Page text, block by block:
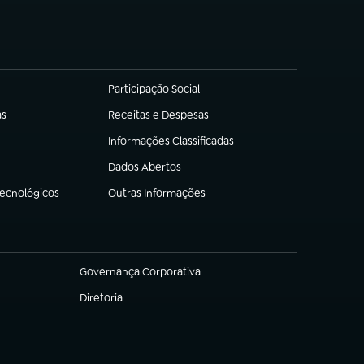
Participação Social
(abre em nova aba)
Receitas e Despesas
(abre em nova aba)
Informações Classificadas
(abre em nova aba)
Dados Abertos
(abre em nova aba)
Outras Informações
(abre em nova aba)
Governança Corporativa
(abre em nova aba)
Diretoria
(abre em nova aba)